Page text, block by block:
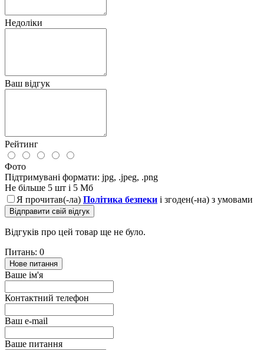
Недоліки
Ваш відгук
Рейтинг
Фото
Підтримувані формати: jpg, .jpeg, .png
Не більше 5 шт і 5 Мб
Я прочитав(-ла) Політика безпеки і згоден(-на) з умовами
Відправити свій відгук
Відгуків про цей товар ще не було.
Питань: 0
Нове питання
Ваше ім'я
Контактний телефон
Ваш e-mail
Ваше питання